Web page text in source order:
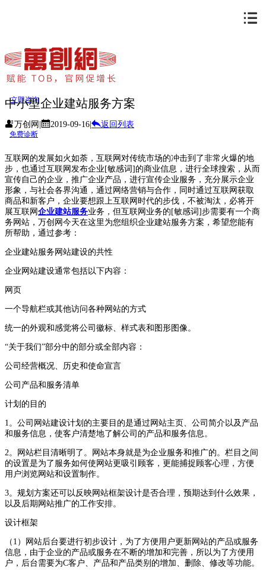
立即咨询
免费诊断
中小型企业建站服务方案
万创网 2019-09-16 返回列表
互联网的发展如火如荼，互联网对传统市场的冲击到了非常火爆的地
步，也通过互联网发布企业[敏感词]的商业信息，进行全球搜索，从而
宣传自己的企业，推广企业产品，进行宣传企业服务，充分展示企业
形象，与社会各界沟通，通过网络营销与合作，同时通过互联网获取
商品和新客户，企业要想跟上互联网时代的步伐，不被淘汰，必将开
展互联网 企业建站服务业务，但互联网业务的[敏感词]步需要有一个商
务网站，万创网今天在这里为您组织企业建站服务方案，希望您能有
所帮助，通过参考：
企业建站服务网站建设的共性
企业网站建设通常包括以下内容：
网页
一个导航栏或其他访问各种网站的方式
统一的外观和感觉将公司徽标、样式表和图形图像。
“关于我们”部分中的部分或全部内容：
公司经营概况、历史和使命宣言
公司产品和服务清单
计划的目的
1。公司网站建设计划的主要目的是通过网站主页、公司简介以及产品
和服务信息，使客户清楚地了解公司的产品和服务信息。
2。网站栏目清晰明了。网站本身就是为企业服务和推广的。栏目之间
的设置是为了服务如何使网站更吸引顾客，更能捕捉顾客心理，方便
用户浏览网站和设置制作。
3。规划方案还可以反映网站框架设计是否合理，预期达到什么效果，
以及后期网站推广的工作安排。
设计框架
（1）网站后台要进行初步设计，为了方便用户更新网站的产品或服务
信息，由于企业的产品或服务在不断的增加和完善，所以为了方便用
户，后台需要为C客户、产品和产品类别的增加、删除、修改等功能。